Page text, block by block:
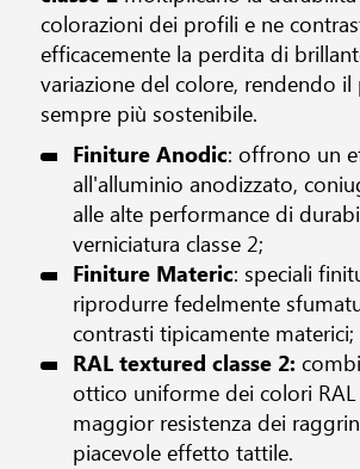
colorazioni dei profili e ne
efficacemente la perdita di
variazione del colore, rendendo
sempre più sostenibile.
Finiture Anodic: offrono un
all'alluminio anodizzato,
alle alte performance di
verniciatura classe 2;
Finiture Materic: speciali
riprodurre fedelmente
contrasti tipicamente materici;
RAL textured classe 2:
ottico uniforme dei colori RAL
maggior resistenza dei
piacevole effetto tattile.